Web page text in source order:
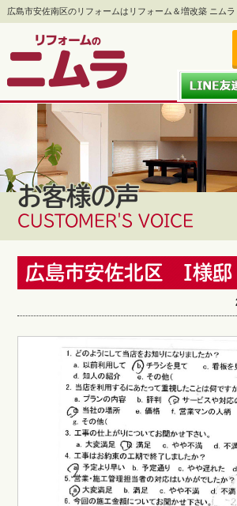
広島市安佐南区のリフォームはリフォーム＆増改築 ニムラ
お客様の声
CUSTOMER'S VOICE
広島市安佐北区 I様